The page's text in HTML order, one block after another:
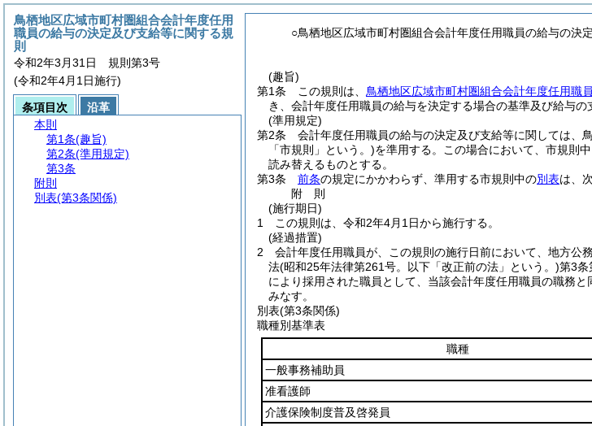
○鳥栖地区広域市町村圏組合会計年度任用職員の給与の決
(趣旨)
第1条
この規則は、 鳥栖地区広域市町村圏組合会計年度任用職
き、会計年度任用職員の給与を決定する場合の基準及び給与の
(準用規定)
第2条
会計年度任用職員の給与の決定及び支給等に関しては、
「市規則」という。)を準用する。
この場合において、市規則
読み替えるものとする。
第3条
前条の規定にかかわらず、準用する市規則中の別表は、
附 則
(施行期日)
1
この規則は、令和2年4月1日から施行する。
(経過措置)
2
会計年度任用職員が、この規則の施行日前において、地方公
法(昭和25年法律第261号。以下「改正前の法」という。)第3条
により採用された職員として、当該会計年度任用職員の職務
みなす。
別表(第3条関係)
職種別基準表
職種
一般事務補助員
准看護師
介護保険制度普及啓発員
鳥栖地区広域市町村圏組合会計年度任用
職員の給与の決定及び支給等に関する規
則
令和2年3月31日 規則第3号
(令和2年4月1日施行)
条項目次
沿革
本則
第1条(趣旨)
第2条(準用規定)
第3条
附則
別表(第3条関係)